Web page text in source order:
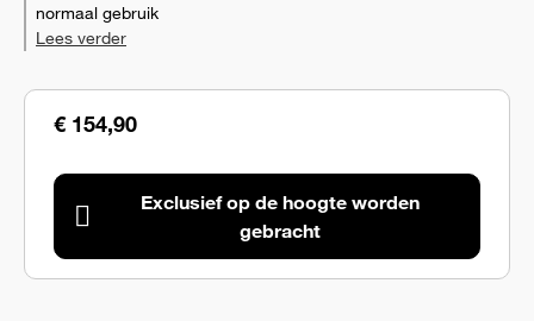
€ 154,90
Exclusief op de hoogte worden
gebracht
normaal gebruik
Lees verder